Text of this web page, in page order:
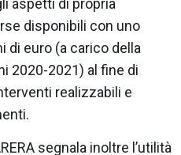
aspetti di propria
disponibili con uno
di euro (a carico della
2020-2021) al fine di
realizzabili e
segnala inoltre l’utilità